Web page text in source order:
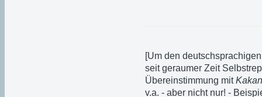
[Um den
seit geraumer Zeit
Übereinstimmung mit
v.a. - aber nicht nur! -